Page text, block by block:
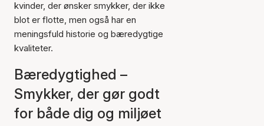
kvinder, der ønsker smykker, der ikke
blot er flotte, men også har en
meningsfuld historie og bæredygtige
kvaliteter.
Bæredygtighed –
Smykker, der gør godt
for både dig og miljøet